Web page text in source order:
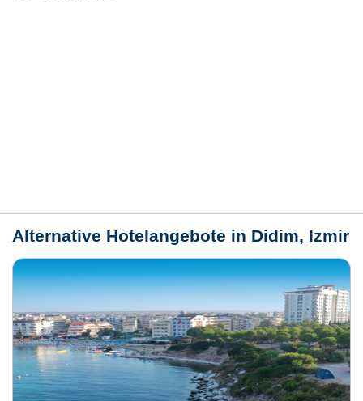
Alternative Hotelangebote in Didim, Izmir